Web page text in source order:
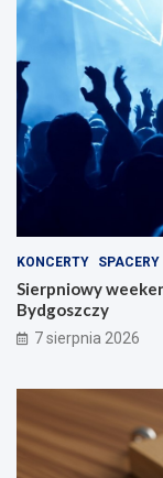
KONCERTY SPACERY
Sierpniowy
Bydgoszczy
7 sierpnia 2026